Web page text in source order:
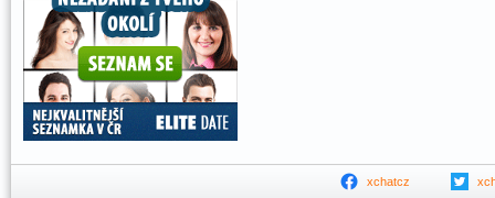
xchatcz